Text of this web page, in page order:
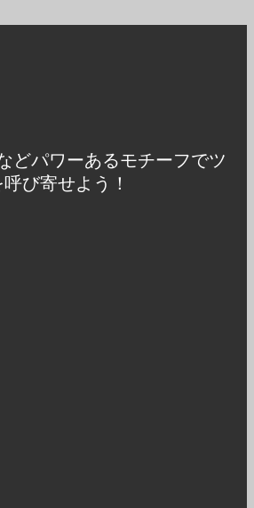
どパワーあるモチーフでツ
び寄せよう！